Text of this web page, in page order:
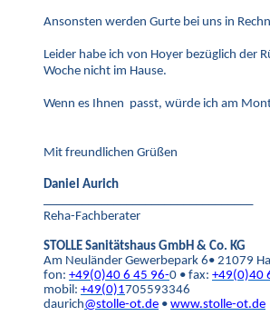
Ansonsten werden Gurte bei uns in
Leider habe ich von Hoyer bezüglich der
Woche nicht im Hause.
Wenn es Ihnen passt, würde ich am
Mit freundlichen Grüßen
Daniel Aurich
Reha-Fachberater
STOLLE Sanitätshaus GmbH & Co. KG
Am Neuländer Gewerbepark 6• 21079
fon: +49(0)40 6 45 96-0 • fax: +49(0)40
mobil: +49(0)1705593346
daurich@stolle-ot.de • www.stolle-ot.de